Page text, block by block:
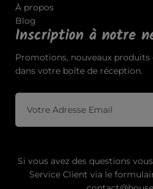
À propos
Blog
Inscription à notre
Promotions, nouveaux
dans votre boîte de réception.
Si vous avez des questions
Service Client via le